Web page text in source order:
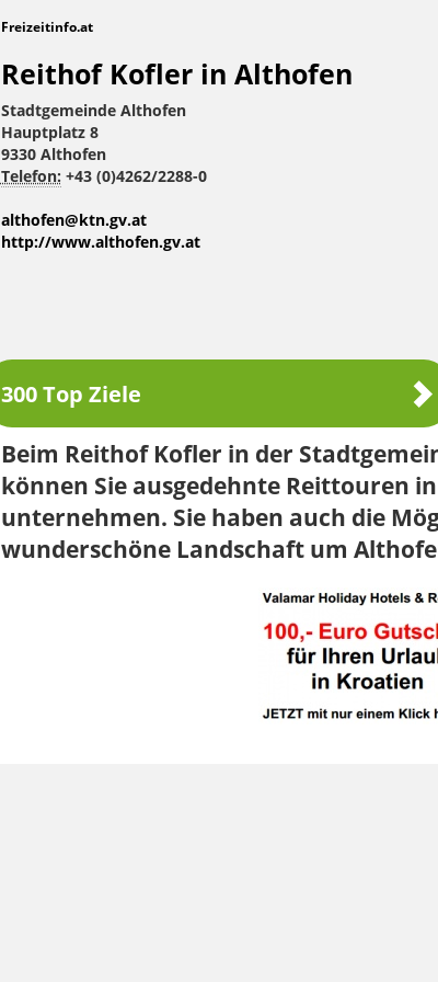
Freizeitinfo.at
Reithof Kofler in Althofen
Stadtgemeinde Althofen
Hauptplatz 8
9330 Althofen
Telefon: +43 (0)4262/2288-0
althofen@ktn.gv.at
http://www.althofen.gv.at
300 Top Ziele
Beim Reithof Kofler in der
können Sie ausgedehnte Reittouren
unternehmen. Sie haben auch die
wunderschöne Landschaft um